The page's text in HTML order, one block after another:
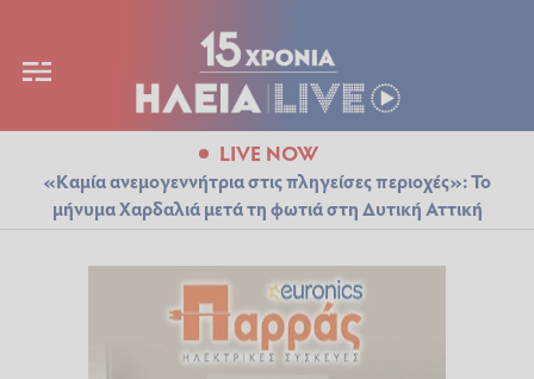
LIVE NOW
«Καμία ανεμογεννήτρια στις πληγείσες περιοχές»: Το
μήνυμα Χαρδαλιά μετά τη φωτιά στη Δυτική Αττική